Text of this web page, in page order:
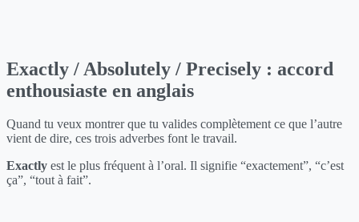
Exactly / Absolutely / Precisely : accord
enthousiaste en anglais
Quand tu veux montrer que tu valides complètement ce que l’autre
vient de dire, ces trois adverbes font le travail.
Exactly est le plus fréquent à l’oral. Il signifie “exactement”, “c’est
ça”, “tout à fait”.